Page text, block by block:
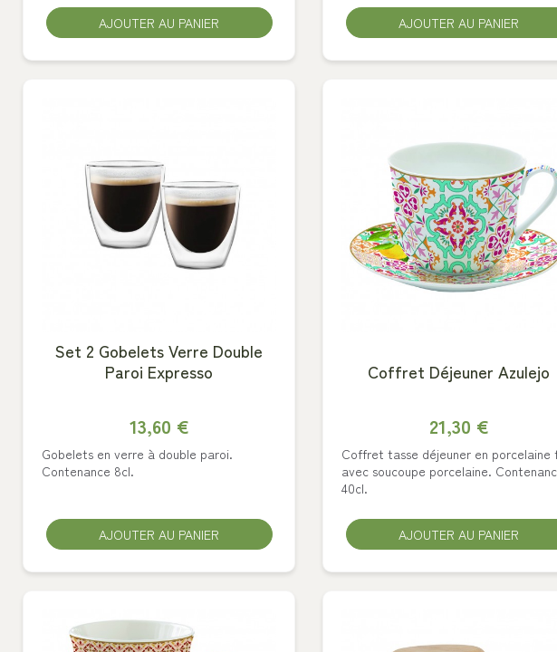
AJOUTER AU PANIER
AJOUTER AU PANIER
Set 2 Gobelets Verre Double
Paroi Expresso
13,60 €
Gobelets en verre à double paroi.
Contenance 8cl.
AJOUTER AU PANIER
Coffret Déjeuner Azulejo
21,30 €
Coffret tasse déjeuner en porcelaine
avec soucoupe porcelaine.
40cl.
AJOUTER AU PANIER